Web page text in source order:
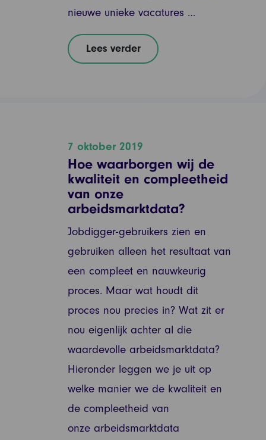
nieuwe unieke vacatures …
Lees verder
7 oktober 2019
Hoe waarborgen wij de
kwaliteit en compleetheid
van onze
arbeidsmarktdata?
Jobdigger-gebruikers zien en
gebruiken alleen het resultaat van
een compleet en nauwkeurig
proces. Maar wat houdt dit
proces nou precies in? Wat zit er
nou eigenlijk achter al die
waardevolle arbeidsmarktdata?
Hieronder leggen we je uit op
welke manier we de kwaliteit en
de compleetheid van
onze arbeidsmarktdata